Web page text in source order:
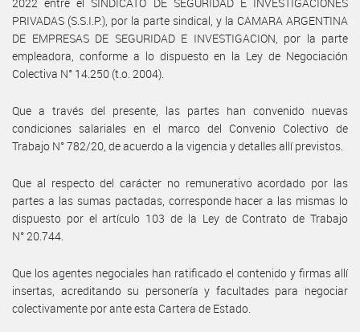
PRIVADAS (S.S.I.P.), por la parte sindical, y la CAMARA ARGENTINA
DE EMPRESAS DE SEGURIDAD E INVESTIGACION, por la parte
empleadora, conforme a lo dispuesto en la Ley de Negociación
Colectiva N° 14.250 (t.o. 2004).
Que a través del presente, las partes han convenido nuevas
condiciones salariales en el marco del Convenio Colectivo de
Trabajo N° 782/20, de acuerdo a la vigencia y detalles allí previstos.
Que al respecto del carácter no remunerativo acordado por las
partes a las sumas pactadas, corresponde hacer a las mismas lo
dispuesto por el artículo 103 de la Ley de Contrato de Trabajo
N° 20.744.
Que los agentes negociales han ratificado el contenido y firmas allí
insertas, acreditando su personería y facultades para negociar
colectivamente por ante esta Cartera de Estado.